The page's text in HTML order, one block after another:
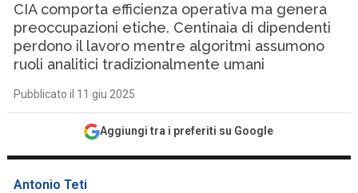
CIA comporta efficienza operativa ma genera
preoccupazioni etiche. Centinaia di dipendenti
perdono il lavoro mentre algoritmi assumono
ruoli analitici tradizionalmente umani
Pubblicato il 11 giu 2025
Aggiungi tra i preferiti su Google
Antonio Teti